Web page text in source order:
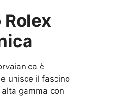
Rolex
è
unisce il fascino
alta gamma con